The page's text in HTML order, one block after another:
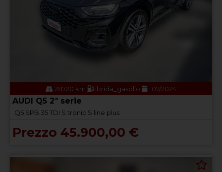
28720 km ibrida_gasolio 07/2024
AUDI Q5 2ª serie
Q5 SPB 35 TDI S tronic S line plus
Prezzo 45.900,00 €